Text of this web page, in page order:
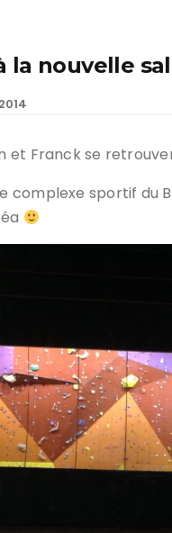
la nouvelle
et Franck se
complexe sportif du